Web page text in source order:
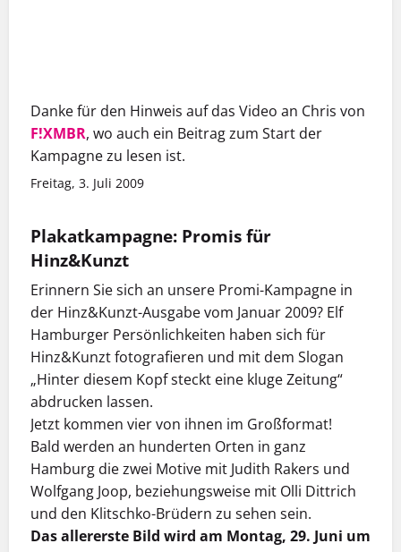
Danke für den Hinweis auf das Video an Chris von
F!XMBR, wo auch ein Beitrag zum Start der
Kampagne zu lesen ist.
Freitag, 3. Juli 2009
Plakatkampagne: Promis für
Hinz&Kunzt
Erinnern Sie sich an unsere Promi-Kampagne in
der Hinz&Kunzt-Ausgabe vom Januar 2009? Elf
Hamburger Persönlichkeiten haben sich für
Hinz&Kunzt fotografieren und mit dem Slogan
„Hinter diesem Kopf steckt eine kluge Zeitung“
abdrucken lassen.
Jetzt kommen vier von ihnen im Großformat!
Bald werden an hunderten Orten in ganz
Hamburg die zwei Motive mit Judith Rakers und
Wolfgang Joop, beziehungsweise mit Olli Dittrich
und den Klitschko-Brüdern zu sehen sein.
Das allererste Bild wird am Montag, 29. Juni um